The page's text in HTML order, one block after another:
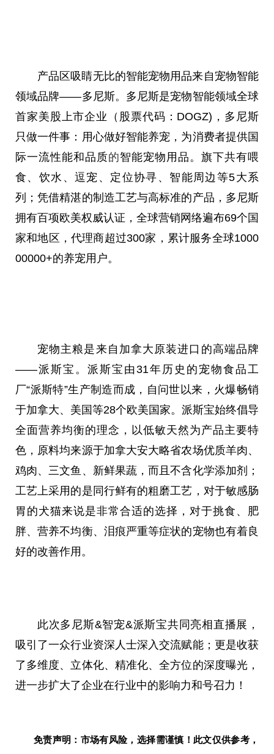
产品区吸睛无比的智能宠物用品来自宠物智能
领域品牌——多尼斯。多尼斯是宠物智能领域全球
首家美股上市企业（ 股票代码：DOGZ)，多尼斯
只做一件事：用心做好智能养宠，为消费者提供国
际一流性能和品质的智能宠物用品。旗下共有喂
食、饮水、逗宠、定位协寻、智能周边等5大系
列；凭借精湛的制造工艺与高标准的产品，多尼斯
拥有百项欧美权威认证，全球营销网络遍布69个国
家和地区，代理商超过300家，累计服务全球1000
00000+的养宠用户。
宠物主粮是来自加拿大原装进口的高端品牌
——派斯宝。派斯宝由31年历史的宠物食品工
厂“派斯特”生产制造而成，自问世以来，火爆畅销
于加拿大、美国等28个欧美国家。派斯宝始终倡导
全面营养均衡的理念，以低敏天然为产品主要特
色，原料均来源于加拿大安大略省农场优质羊肉、
鸡肉、三文鱼、新鲜果蔬，而且不含化学添加剂；
工艺上采用的是同行鲜有的粗磨工艺，对于敏感肠
胃的犬猫来说是非常合适的选择，对于挑食、肥
胖、营养不均衡、泪痕严重等症状的宠物也有着良
好的改善作用。
此次多尼斯&智宠&派斯宝共同亮相直播展，
吸引了一众行业资深人士深入交流赋能；更是收获
了多维度、立体化、精准化、全方位的深度曝光，
进一步扩大了企业在行业中的影响力和号召力！
免责声明：市场有风险，选择需谨慎！此文仅供参考，